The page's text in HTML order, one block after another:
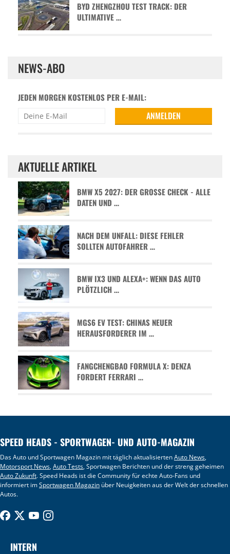
BYD ZHENGZHOU TEST TRACK: DER
ULTIMATIVE …
NEWS-ABO
JEDEN MORGEN KOSTENLOS PER E-MAIL:
AKTUELLE ARTIKEL
BMW X5 2027: DER GROSSE CHECK - ALLE D
ATEN UND …
NACH DEM UNFALL: DIESE FEHLER
SOLLTEN AUTOFAHRER …
BMW IX3 UND ALEXA+: WENN DAS AUTO
PLÖTZLICH …
MGS6 EV TEST: CHINAS NEUER
HERAUSFORDERER IM …
FANGCHENGBAO FORMULA X: DENZA
FORDERT FERRARI …
SPEED HEADS - SPORTWAGEN- UND AUTO-MAGAZIN
Das Auto und Sportwagen Magazin mit täglich aktualisiertenAuto News,
Motorsport News,Auto Tests, Sportwagen Berichten und der streng geheimen
Auto Zukunft. Speed Heads ist die Community für echte Auto-Fans und
informiert imSportwagen Magazin über Neuigkeiten aus der Welt der schnellen
Autos.
INTERN